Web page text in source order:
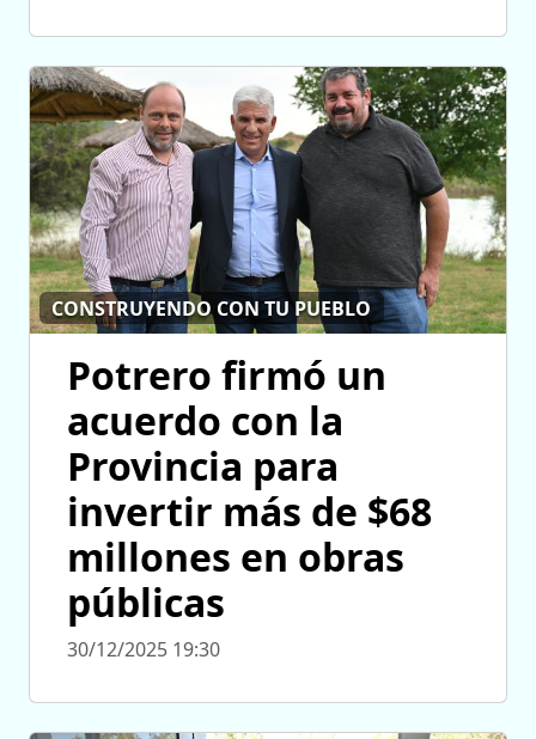
CONSTRUYENDO CON TU PUEBLO
Potrero firmó un
acuerdo con la
Provincia para
invertir más de $68
millones en obras
públicas
30/12/2025 19:30